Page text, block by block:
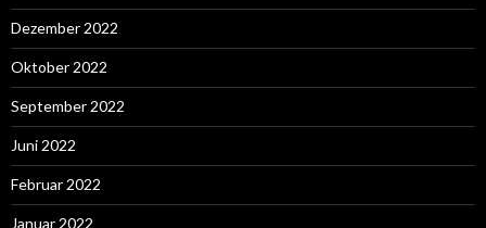
Dezember 2022
Oktober 2022
September 2022
Juni 2022
Februar 2022
Januar 2022